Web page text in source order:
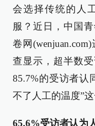
会选择传统的人
服？近日，中国
卷网
查显示，超半数
85.7%的受访者认
不了人工的温度”这
65.6%受访者认为